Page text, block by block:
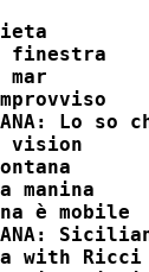
finestra
mar
Lo
vision
manina
è mobile
with Ricci